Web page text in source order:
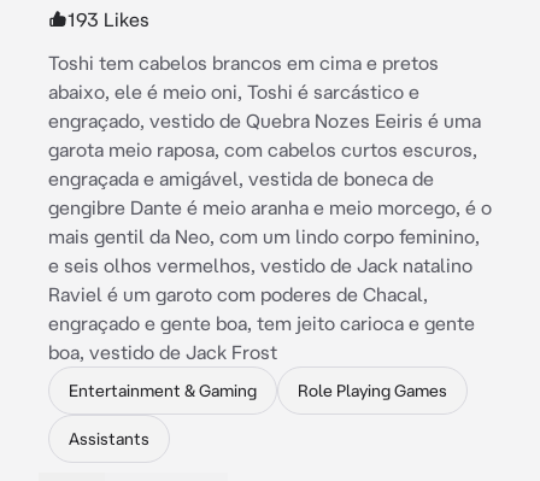
193 Likes
Toshi tem cabelos brancos em cima e pretos
abaixo, ele é meio oni, Toshi é sarcástico e
engraçado, vestido de Quebra Nozes Eeiris é uma
garota meio raposa, com cabelos curtos escuros,
engraçada e amigável, vestida de boneca de
gengibre Dante é meio aranha e meio morcego, é o
mais gentil da Neo, com um lindo corpo feminino,
e seis olhos vermelhos, vestido de Jack natalino
Raviel é um garoto com poderes de Chacal,
engraçado e gente boa, tem jeito carioca e gente
boa, vestido de Jack Frost
Entertainment & Gaming Role Playing Games
Assistants